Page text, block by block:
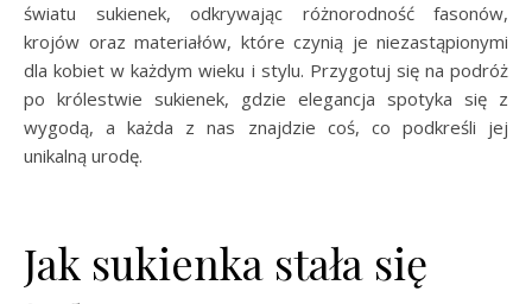
światu sukienek, odkrywając różnorodność fasonów,
krojów oraz materiałów, które czynią je niezastąpionymi
dla kobiet w każdym wieku i stylu. Przygotuj się na podróż
po królestwie sukienek, gdzie elegancja spotyka się z
wygodą, a każda z nas znajdzie coś, co podkreśli jej
unikalną urodę.
Jak sukienka stała się